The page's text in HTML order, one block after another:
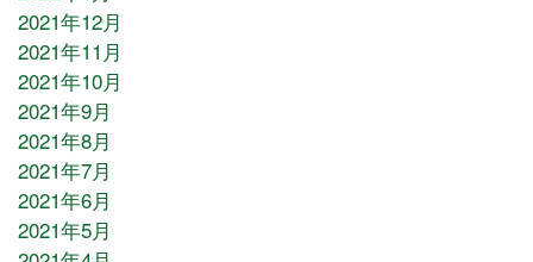
2021年12月
2021年11月
2021年10月
2021年9月
2021年8月
2021年7月
2021年6月
2021年5月